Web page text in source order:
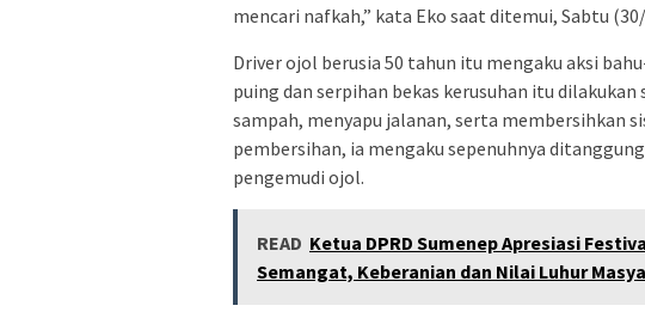
mencari nafkah,” kata Eko saat ditemui, Sabtu
Driver ojol berusia 50 tahun itu mengaku aksi
puing dan serpihan bekas kerusuhan itu
sampah, menyapu jalanan, serta membersihkan
pembersihan, ia mengaku sepenuhnya
pengemudi ojol.
READ Ketua DPRD Sumenep Apresiasi
Semangat, Keberanian dan Nilai Luhur